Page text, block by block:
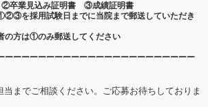
業見込み証明書 ③成績証明書
日までに当院まで郵送していただき
み郵送してください
ーーーーーーーーーーーーーーーーーーーーーーー
当までご相談ください。ご応募お待ちしておりま